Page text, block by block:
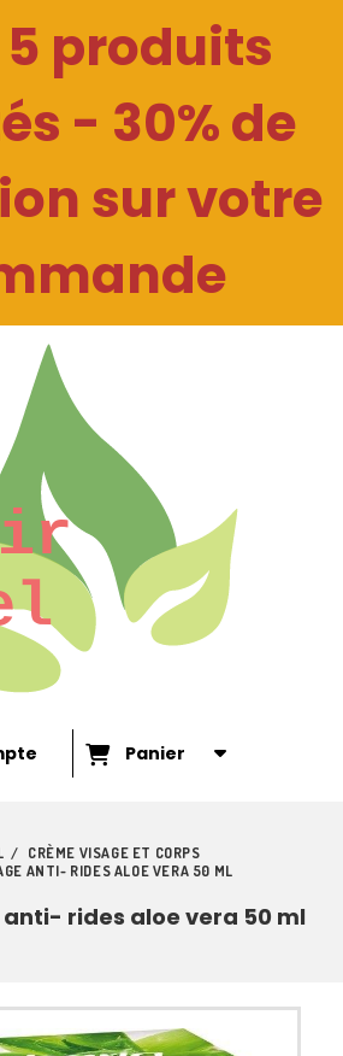
produits
- 30% de
sur votre
Panier
CRÈME VISAGE ET CORPS
ANTI- RIDES ALOE VERA 50 ML
rides aloe vera 50 ml